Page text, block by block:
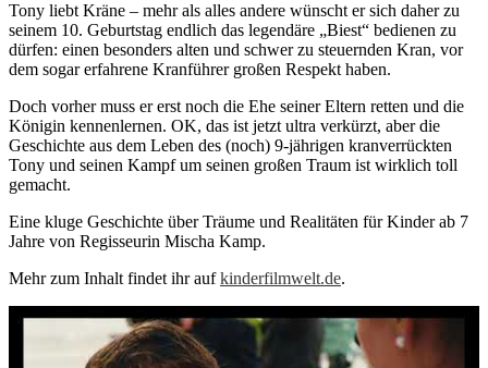
Tony liebt Kräne – mehr als alles andere wünscht er sich daher zu
seinem 10. Geburtstag endlich das legendäre „Biest“ bedienen zu
dürfen: einen besonders alten und schwer zu steuernden Kran, vor
dem sogar erfahrene Kranführer großen Respekt haben.
Doch vorher muss er erst noch die Ehe seiner Eltern retten und die
Königin kennenlernen. OK, das ist jetzt ultra verkürzt, aber die
Geschichte aus dem Leben des (noch) 9-jährigen kranverrückten
Tony und seinen Kampf um seinen großen Traum ist wirklich toll
gemacht.
Eine kluge Geschichte über Träume und Realitäten für Kinder ab 7
Jahre von Regisseurin Mischa Kamp.
Mehr zum Inhalt findet ihr aufkinderfilmwelt.de.